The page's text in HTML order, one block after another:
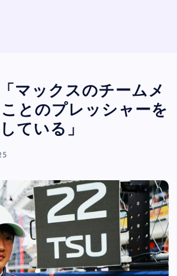
マックスのチームメ
とのプレッシャーを
ている」